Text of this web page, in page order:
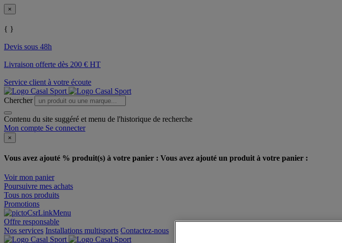
×
{ }
Devis sous 48h
Livraison offerte dès 200 € HT
Service client à votre écoute
Chercher
Contenu du site suggéré et menu de l'historique de recherche
Mon compte Se connecter
×
Vous avez ajouté % produit(s) à votre panier : Vous avez ajouté un produit à votre panier :
Voir mon panier
Poursuivre mes achats
Tous nos produits
Promotions
Offre responsable
Nos services Installations multisports Contactez-nous